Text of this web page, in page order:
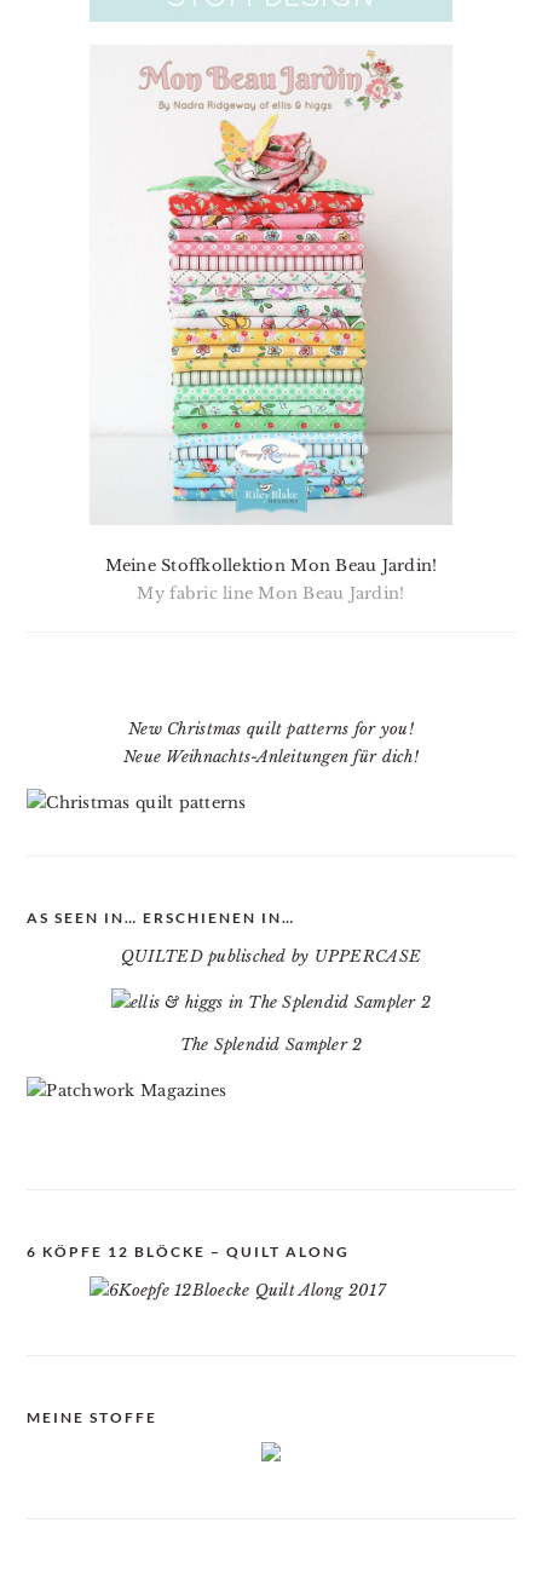
Meine Stoffkollektion Mon Beau Jardin!
My fabric line Mon Beau Jardin!
New Christmas quilt patterns for you!
Neue Weihnachts-Anleitungen für dich!
AS SEEN IN… ERSCHIENEN IN…
QUILTED publisched by UPPERCASE
The Splendid Sampler 2
6 KÖPFE 12 BLÖCKE – QUILT ALONG
MEINE STOFFE